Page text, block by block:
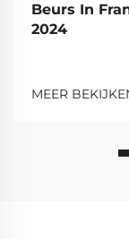
Beurs In
2024
MEER